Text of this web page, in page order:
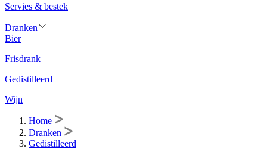
Servies & bestek
Dranken
Bier
Frisdrank
Gedistilleerd
Wijn
Home
Dranken
Gedistilleerd